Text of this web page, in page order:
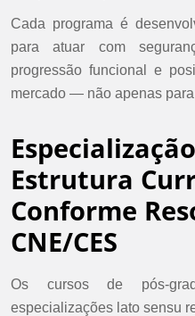
Cada programa é
para atuar com
progressão funcional e
mercado — não apenas
Estrutura
Conforme
CNE/CES
Os cursos de pós-
especializações lato sensu